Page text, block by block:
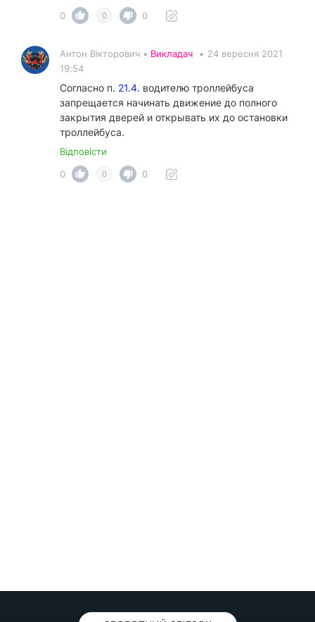
0
0 0
Антон Вікторович • Викладач • 24 вересня 2021
19:54
Согласно п. 21.4. водителю троллейбуса
запрещается начинать движение до полного
закрытия дверей и открывать их до остановки
троллейбуса.
Відповісти
0
0 0